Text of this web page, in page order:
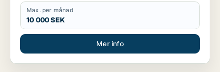
Max. per månad
10 000 SEK
Mer info